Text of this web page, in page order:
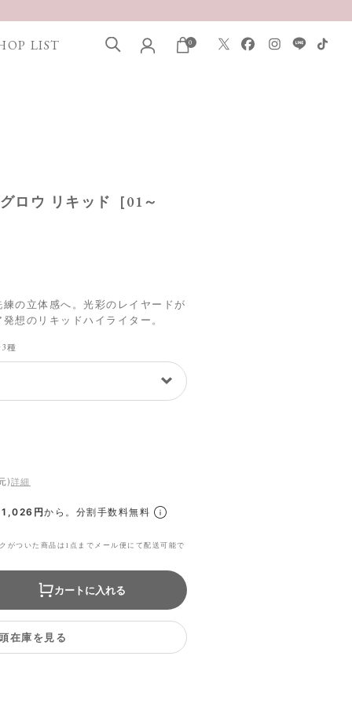
LIST 0
ロウ リキッド［01～
の立体感へ。光彩のレイヤードが
想のリキッドハイライター。
種
)詳細
1,026円から。分割手数料無料
がついた商品は1点までメール便にて配送可能で
カートに入れる
在庫を見る